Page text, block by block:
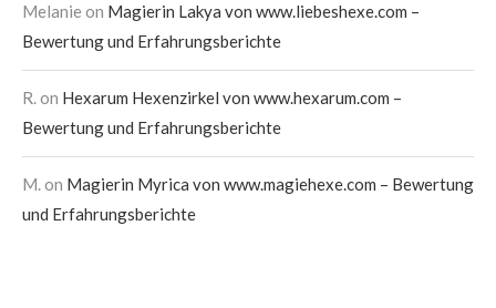
Melanie on Magierin Lakya von www.liebeshexe.com –
Bewertung und Erfahrungsberichte
R.on Hexarum Hexenzirkel von www.hexarum.com –
Bewertung und Erfahrungsberichte
M.on Magierin Myrica von www.magiehexe.com – Bewertung
und Erfahrungsberichte